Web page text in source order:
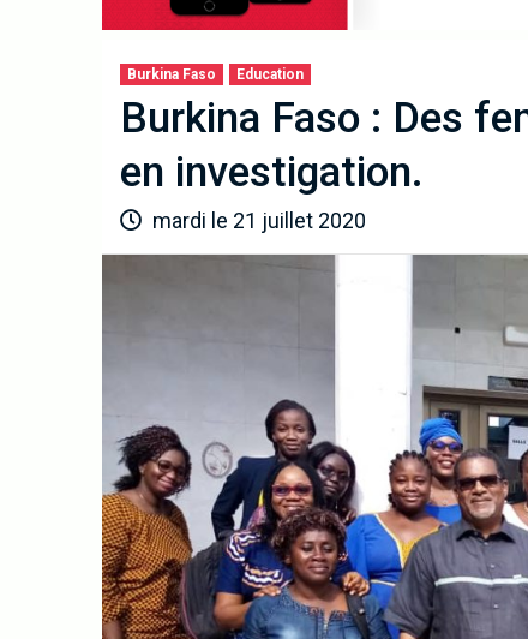
Burkina Faso Education
Burkina Faso : Des
en investigation.
mardi le 21 juillet 2020